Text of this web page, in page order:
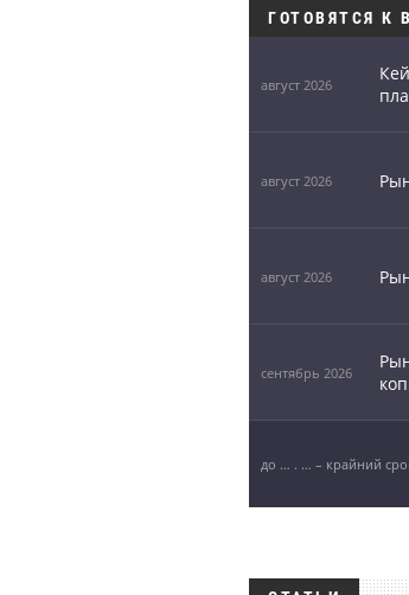
ГОТОВЯТСЯ К
август 2026
август 2026
август 2026
сентябрь 2026
до … . … – крайний